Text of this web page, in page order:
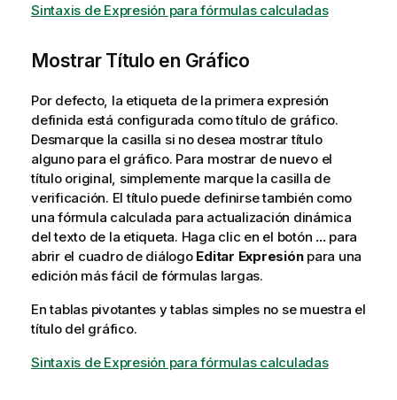
Sintaxis de Expresión para fórmulas calculadas
Mostrar Título en Gráfico
Por defecto, la etiqueta de la primera expresión
definida está configurada como título de gráfico.
Desmarque la casilla si no desea mostrar título
alguno para el gráfico. Para mostrar de nuevo el
título original, simplemente marque la casilla de
verificación. El título puede definirse también como
una fórmula calculada para actualización dinámica
del texto de la etiqueta. Haga clic en el botón ...para
abrir el cuadro de diálogo Editar Expresiónpara una
edición más fácil de fórmulas largas.
En tablas pivotantes y tablas simples no se muestra el
título del gráfico.
Sintaxis de Expresión para fórmulas calculadas